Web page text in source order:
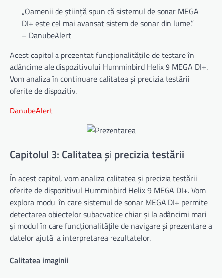
„Oamenii de știință spun că sistemul de sonar MEGA
DI+ este cel mai avansat sistem de sonar din lume.”
– DanubeAlert
Acest capitol a prezentat funcționalitățile de testare în
adâncime ale dispozitivului Humminbird Helix 9 MEGA DI+.
Vom analiza în continuare calitatea și precizia testării
oferite de dispozitiv.
DanubeAlert
Capitolul 3: Calitatea și precizia testării
În acest capitol, vom analiza calitatea și precizia testării
oferite de dispozitivul Humminbird Helix 9 MEGA DI+. Vom
explora modul în care sistemul de sonar MEGA DI+ permite
detectarea obiectelor subacvatice chiar și la adâncimi mari
și modul în care funcționalitățile de navigare și prezentare a
datelor ajută la interpretarea rezultatelor.
Calitatea imaginii